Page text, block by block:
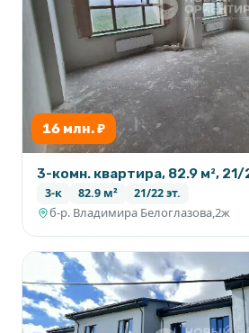
16 млн. ₽
3-комн. квартира, 82.9 м², 21/
3-к 82.9 м² 21/22 эт.
б-р. Владимира Белоглазова,2ж